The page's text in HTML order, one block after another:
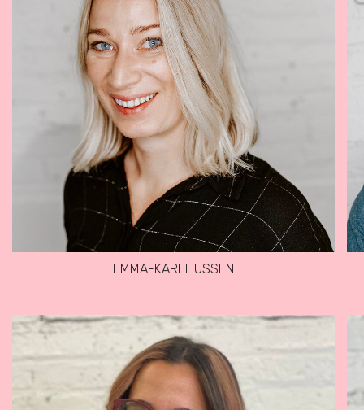
EMMA-KARELIUSSEN